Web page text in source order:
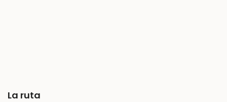
La ruta